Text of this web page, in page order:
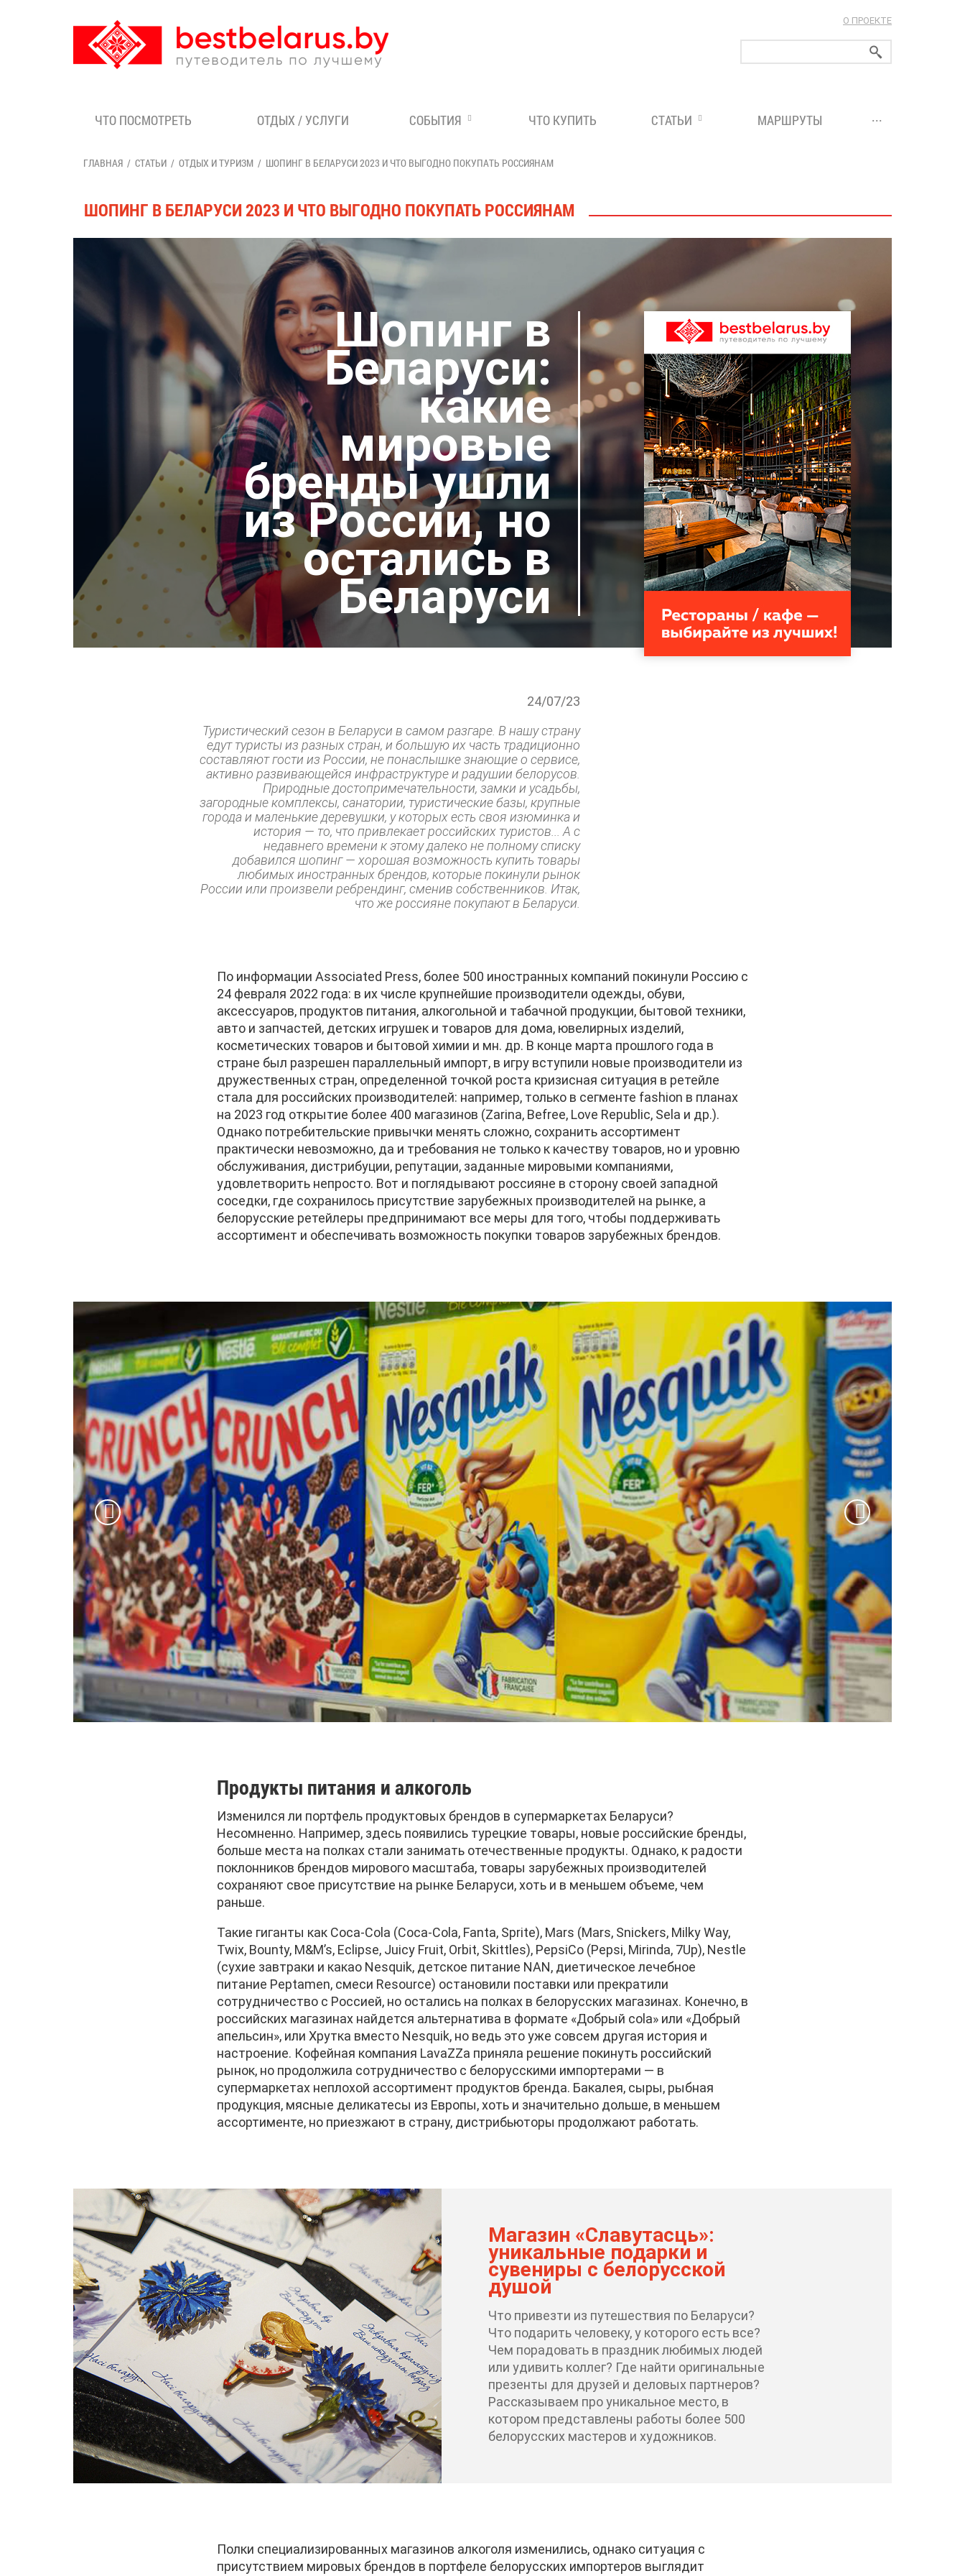
О ПРОЕКТЕ
ЧТО ПОСМОТРЕТЬ ОТДЫХ / УСЛУГИ СОБЫТИЯ ЧТО КУПИТЬ СТАТЬИ МАРШРУТЫ ...
ГЛАВНАЯ СТАТЬИ ОТДЫХ И ТУРИЗМ ШОПИНГ В БЕЛАРУСИ 2023 И ЧТО ВЫГОДНО ПОКУПАТЬ РОССИЯНАМ
ШОПИНГ В БЕЛАРУСИ 2023 И ЧТО ВЫГОДНО ПОКУПАТЬ РОССИЯНАМ
Шопинг в
Беларуси:
какие
мировые
бренды ушли
из России, но
остались в
Беларуси
24/07/23
Туристический сезон в Беларуси в самом разгаре. В нашу страну
едут туристы из разных стран, и большую их часть традиционно
составляют гости из России, не понаслышке знающие о сервисе,
активно развивающейся инфраструктуре и радушии белорусов.
Природные достопримечательности, замки и усадьбы,
загородные комплексы, санатории, туристические базы, крупные
города и маленькие деревушки, у которых есть своя изюминка и
история — то, что привлекает российских туристов... А с
недавнего времени к этому далеко не полному списку
добавился шопинг — хорошая возможность купить товары
любимых иностранных брендов, которые покинули рынок
России или произвели ребрендинг, сменив собственников. Итак,
что же россияне покупают в Беларуси.
По информации Associated Press, более 500 иностранных компаний покинули Россию с
24 февраля 2022 года: в их числе крупнейшие производители одежды, обуви,
аксессуаров, продуктов питания, алкогольной и табачной продукции, бытовой техники,
авто и запчастей, детских игрушек и товаров для дома, ювелирных изделий,
косметических товаров и бытовой химии и мн. др. В конце марта прошлого года в
стране был разрешен параллельный импорт, в игру вступили новые производители из
дружественных стран, определенной точкой роста кризисная ситуация в ретейле
стала для российских производителей: например, только в сегменте fashion в планах
на 2023 год открытие более 400 магазинов (Zarina, Befree, Love Republic, Sela и др.).
Однако потребительские привычки менять сложно, сохранить ассортимент
практически невозможно, да и требования не только к качеству товаров, но и уровню
обслуживания, дистрибуции, репутации, заданные мировыми компаниями,
удовлетворить непросто. Вот и поглядывают россияне в сторону своей западной
соседки, где сохранилось присутствие зарубежных производителей на рынке, а
белорусские ретейлеры предпринимают все меры для того, чтобы поддерживать
ассортимент и обеспечивать возможность покупки товаров зарубежных брендов.
Продукты питания и алкоголь
Изменился ли портфель продуктовых брендов в супермаркетах Беларуси?
Несомненно. Например, здесь появились турецкие товары, новые российские бренды,
больше места на полках стали занимать отечественные продукты. Однако, к радости
поклонников брендов мирового масштаба, товары зарубежных производителей
сохраняют свое присутствие на рынке Беларуси, хоть и в меньшем объеме, чем
раньше.
Такие гиганты как Coca-Cola (Coca-Cola, Fanta, Sprite), Mars (Mars, Snickers, Milky Way,
Twix, Bounty, M&M’s, Eclipse, Juicy Fruit, Orbit, Skittles), PepsiCo (Pepsi, Mirinda, 7Up), Nestle
(сухие завтраки и какао Nesquik, детское питание NAN, диетическое лечебное
питание Peptamen, смеси Resource) остановили поставки или прекратили
сотрудничество с Россией, но остались на полках в белорусских магазинах. Конечно, в
российских магазинах найдется альтернатива в формате «Добрый cola» или «Добрый
апельсин», или Хрутка вместо Nesquik, но ведь это уже совсем другая история и
настроение. Кофейная компания LavaZZa приняла решение покинуть российский
рынок, но продолжила сотрудничество с белорусскими импортерами — в
супермаркетах неплохой ассортимент продуктов бренда. Бакалея, сыры, рыбная
продукция, мясные деликатесы из Европы, хоть и значительно дольше, в меньшем
ассортименте, но приезжают в страну, дистрибьюторы продолжают работать.
Магазин «Славутасць»:
уникальные подарки и
сувениры с белорусской
душой
Что привезти из путешествия по Беларуси?
Что подарить человеку, у которого есть все?
Чем порадовать в праздник любимых людей
или удивить коллег? Где найти оригинальные
презенты для друзей и деловых партнеров?
Рассказываем про уникальное место, в
котором представлены работы более 500
белорусских мастеров и художников.
Полки специализированных магазинов алкоголя изменились, однако ситуация с
присутствием мировых брендов в портфеле белорусских импортеров выглядит